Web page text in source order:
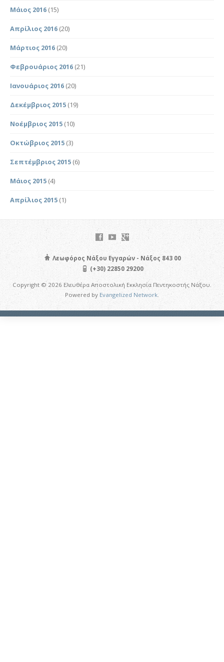
Μάιος 2016 (15)
Απρίλιος 2016 (20)
Μάρτιος 2016 (20)
Φεβρουάριος 2016 (21)
Ιανουάριος 2016 (20)
Δεκέμβριος 2015 (19)
Νοέμβριος 2015 (10)
Οκτώβριος 2015 (3)
Σεπτέμβριος 2015 (6)
Μάιος 2015 (4)
Απρίλιος 2015 (1)
Λεωφόρος Νάξου Εγγαρών - Νάξος 843 00
(+30) 22850 29200
Copyright © 2026 Ελευθέρα Αποστολική Εκκλησία Πεντηκοστής Νάξου.
Powered byEvangelized Network.